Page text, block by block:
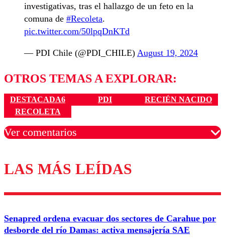
investigativas, tras el hallazgo de un feto en la
comuna de #Recoleta.
pic.twitter.com/50lpqDnKTd
— PDI Chile (@PDI_CHILE) August 19, 2024
OTROS TEMAS A EXPLORAR:
DESTACADA6 PDI
RECIÉN NACIDO
RECOLETA
Ver comentarios
Los comentarios son moderados para garantizar un
diálogo respetuoso.
Correo
LAS MÁS LEÍDAS
Senapred ordena evacuar dos sectores de Carahue por
desborde del río Damas: activa mensajería SAE